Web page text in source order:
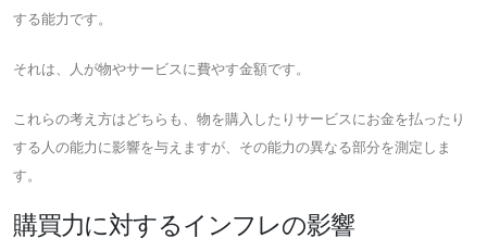
する能力です。
それは、人が物やサービスに費やす金額です。
これらの考え方はどちらも、物を購入したりサービスにお金を払ったり
する人の能力に影響を与えますが、その能力の異なる部分を測定しま
す。
購買力に対するインフレの影響